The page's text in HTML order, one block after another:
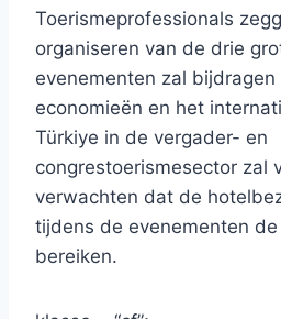
Toerismeprofessionals
organiseren van de drie
evenementen zal
economieën en het
Türkiye in de vergader- en
congrestoerismesector zal
verwachten dat de
tijdens de evenementen
bereiken.